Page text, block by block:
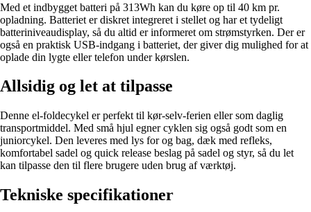
Med et indbygget batteri på 313Wh kan du køre op til 40 km pr.
opladning. Batteriet er diskret integreret i stellet og har et tydeligt
batteriniveaudisplay, så du altid er informeret om strømstyrken. Der er
også en praktisk USB-indgang i batteriet, der giver dig mulighed for at
oplade din lygte eller telefon under kørslen.
Allsidig og let at tilpasse
Denne el-foldecykel er perfekt til kør-selv-ferien eller som daglig
transportmiddel. Med små hjul egner cyklen sig også godt som en
juniorcykel. Den leveres med lys for og bag, dæk med refleks,
komfortabel sadel og quick release beslag på sadel og styr, så du let
kan tilpasse den til flere brugere uden brug af værktøj.
Tekniske specifikationer